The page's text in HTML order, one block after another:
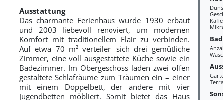
Bad
Ausstattung
Das charmante Ferienhaus wurde 1930 erbaut
und 2003 liebevoll renoviert, um modernen
Komfort mit traditionellem Flair zu verbinden.
Auf etwa 70 m² verteilen sich drei gemütliche
Zimmer, eine voll ausgestattete Küche sowie ein
Badezimmer. Im Obergeschoss laden zwei offen
gestaltete Schlafräume zum Träumen ein – einer
mit einem Doppelbett, der andere mit vier
Jugendbetten möbliert. Somit bietet das Haus